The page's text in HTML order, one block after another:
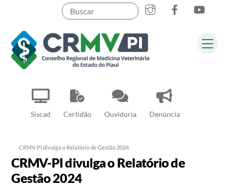
content
Siscad Certidão Ouvidoria Denúncia
InstagramFacebook
Pesquisar
CRMV-PI divulga o Relatório de Gestão 2024
CRMV-PI divulga o Relatório de
Gestão 2024